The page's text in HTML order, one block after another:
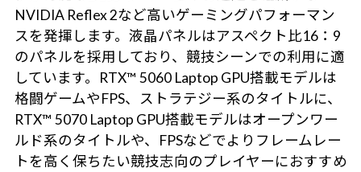
NVIDIA Reflex 2など高いゲーミングパフォーマン
スを発揮します。液晶パネルはアスペクト比16：9
のパネルを採用しており、競技シーンでの利用に適
しています。RTX™ 5060 Laptop GPU搭載モデルは
格闘ゲームやFPS、ストラテジー系のタイトルに、
RTX™ 5070 Laptop GPU搭載モデルはオープンワー
ルド系のタイトルや、FPSなどでよりフレームレー
トを高く保ちたい競技志向のプレイヤーにおすすめ